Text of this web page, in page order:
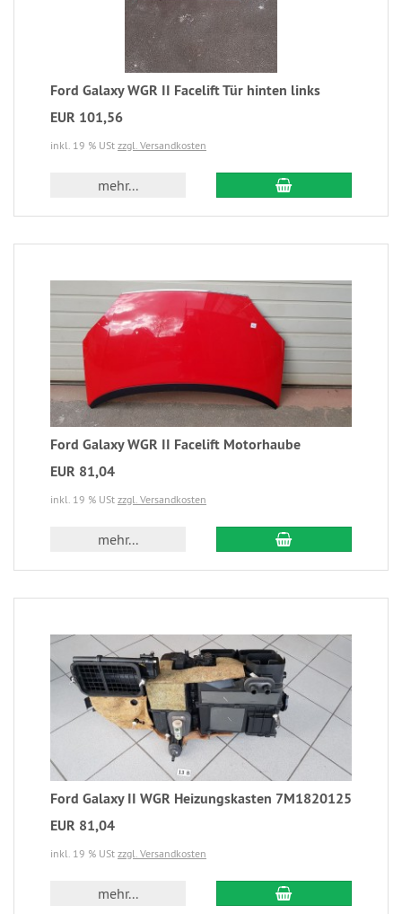
Ford Galaxy WGR II Facelift Tür hinten links
EUR 101,56
inkl. 19 % USt zzgl. Versandkosten
mehr...
Ford Galaxy WGR II Facelift Motorhaube
EUR 81,04
inkl. 19 % USt zzgl. Versandkosten
mehr...
Ford Galaxy II WGR Heizungskasten 7M1820125
EUR 81,04
inkl. 19 % USt zzgl. Versandkosten
mehr...